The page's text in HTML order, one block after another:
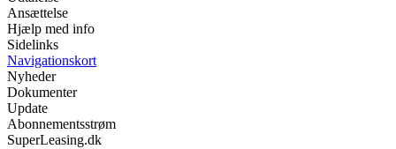
Ansættelse
Hjælp med info
Sidelinks
Navigationskort
Nyheder
Dokumenter
Update
Abonnementsstrøm
SuperLeasing.dk